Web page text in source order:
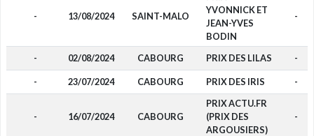
- 13/08/2024 SAINT-MALO
YVONNICK ET
JEAN-YVES
BODIN
-
- 02/08/2024 CABOURG PRIX DES LILAS -
- 23/07/2024 CABOURG PRIX DES IRIS -
- 16/07/2024 CABOURG
PRIX ACTU.FR
(PRIX DES
ARGOUSIERS)
-